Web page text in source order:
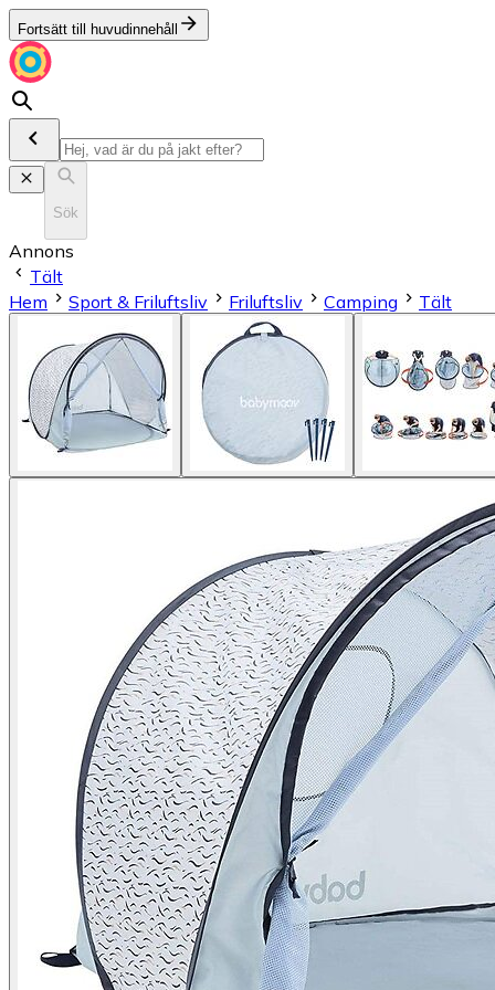
Fortsätt till huvudinnehåll
Sök
Annons
Tält
Hem
Sport & Friluftsliv Friluftsliv Camping Tält